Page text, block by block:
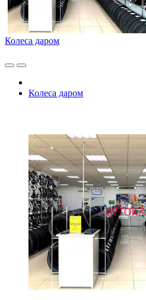
Колеса даром
Колеса даром